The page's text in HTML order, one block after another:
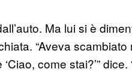
Ma lui si è
“Aveva
come stai?’”